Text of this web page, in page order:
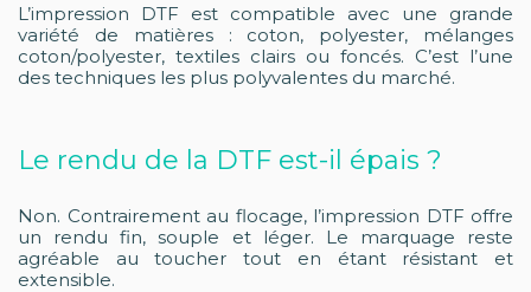
L’impression DTF est compatible avec une grande
variété de matières : coton, polyester, mélanges
coton/polyester, textiles clairs ou foncés. C’est l’une
des techniques les plus polyvalentes du marché.
Le rendu de la DTF est-il épais ?
Non. Contrairement au flocage, l’impression DTF offre
un rendu fin, souple et léger. Le marquage reste
agréable au toucher tout en étant résistant et
extensible.